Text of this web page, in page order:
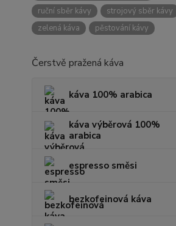
ruční sběr kávy
strojový sběr kávy
zelená káva
pěstování kávy
Čerstvě pražená káva
káva 100% arabica
káva výběrová 100%
arabica
espresso směsi
bezkofeinová káva